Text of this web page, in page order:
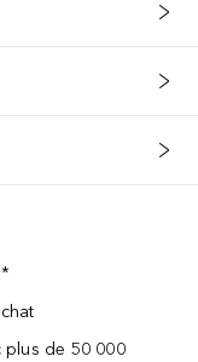
plus de 50 000